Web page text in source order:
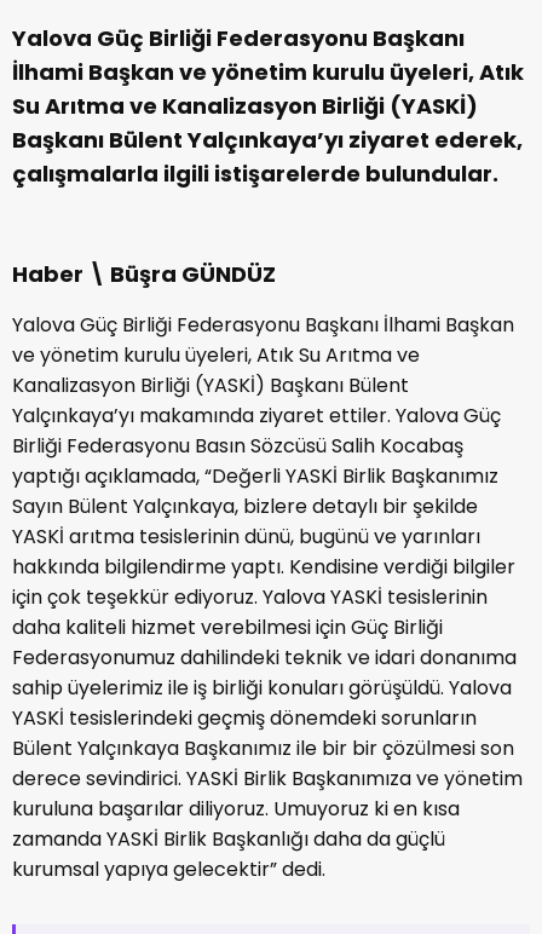
Yalova Güç Birliği Federasyonu Başkanı
İlhami Başkan ve yönetim kurulu üyeleri, Atık
Su Arıtma ve Kanalizasyon Birliği (YASKİ)
Başkanı Bülent Yalçınkaya’yı ziyaret ederek,
çalışmalarla ilgili istişarelerde bulundular.
Haber \ Büşra GÜNDÜZ
Yalova Güç Birliği Federasyonu Başkanı İlhami Başkan
ve yönetim kurulu üyeleri, Atık Su Arıtma ve
Kanalizasyon Birliği (YASKİ) Başkanı Bülent
Yalçınkaya’yı makamında ziyaret ettiler. Yalova Güç
Birliği Federasyonu Basın Sözcüsü Salih Kocabaş
yaptığı açıklamada, “Değerli YASKİ Birlik Başkanımız
Sayın Bülent Yalçınkaya, bizlere detaylı bir şekilde
YASKİ arıtma tesislerinin dünü, bugünü ve yarınları
hakkında bilgilendirme yaptı. Kendisine verdiği bilgiler
için çok teşekkür ediyoruz. Yalova YASKİ tesislerinin
daha kaliteli hizmet verebilmesi için Güç Birliği
Federasyonumuz dahilindeki teknik ve idari donanıma
sahip üyelerimiz ile iş birliği konuları görüşüldü. Yalova
YASKİ tesislerindeki geçmiş dönemdeki sorunların
Bülent Yalçınkaya Başkanımız ile bir bir çözülmesi son
derece sevindirici. YASKİ Birlik Başkanımıza ve yönetim
kuruluna başarılar diliyoruz. Umuyoruz ki en kısa
zamanda YASKİ Birlik Başkanlığı daha da güçlü
kurumsal yapıya gelecektir” dedi.